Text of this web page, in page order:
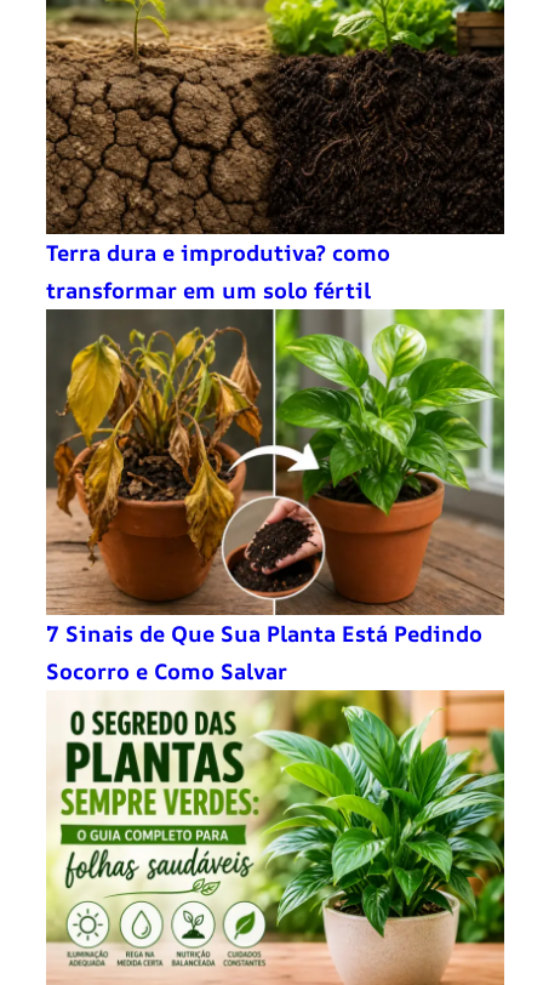
Terra dura e improdutiva? como
transformar em um solo fértil
7 Sinais de Que Sua Planta Está Pedindo
Socorro e Como Salvar